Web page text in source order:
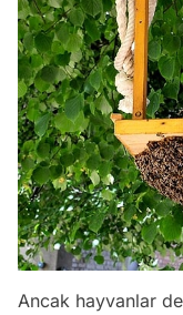
Ancak hayvanlar